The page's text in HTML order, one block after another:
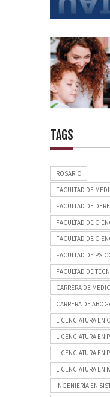
TAGS
ROSARIO
FACULTAD DE
FACULTAD DE
FACULTAD DE
FACULTAD DE
FACULTAD DE
FACULTAD DE
CARRERA DE
CARRERA DE
LICENCIATURA EN
LICENCIATURA EN
LICENCIATURA EN
LICENCIATURA EN
INGENIERÍA EN